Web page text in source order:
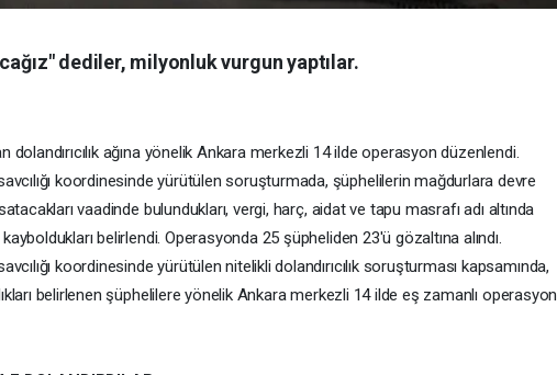
dediler, milyonluk vurgun yaptılar.
ağına yönelik Ankara merkezli 14 ilde operasyon düzenlendi.
koordinesinde yürütülen soruşturmada, şüphelilerin mağdurlara devre
vaadinde bulundukları, vergi, harç, aidat ve tapu masrafı adı altında
belirlendi. Operasyonda 25 şüpheliden 23'ü gözaltına alındı.
koordinesinde yürütülen nitelikli dolandırıcılık soruşturması kapsamında,
belirlenen şüphelilere yönelik Ankara merkezli 14 ilde eş zamanlı operasyon